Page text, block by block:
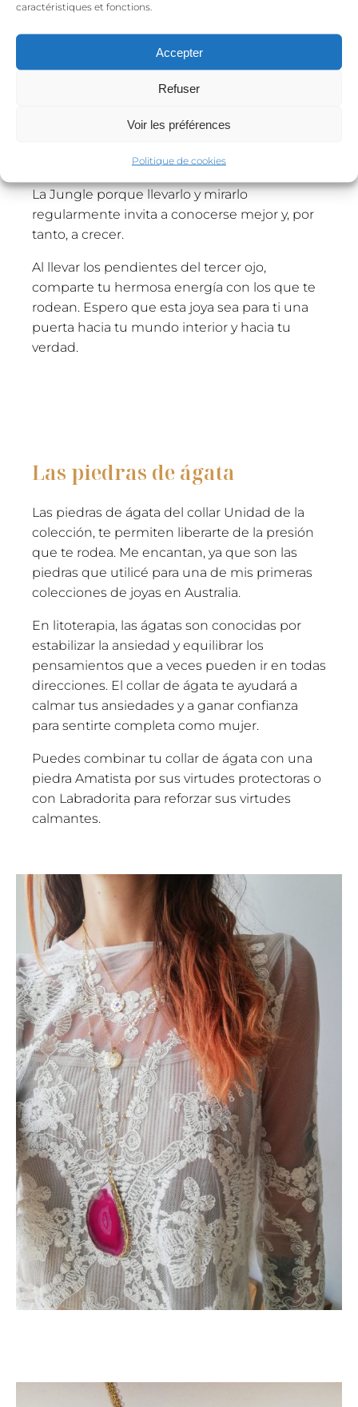
caractéristiques et fonctions.
Accepter
Refuser
Voir les préférences
Politique de cookies
El tercer ojo, que encontrarás en los
designar, más allá de los dos ojos y de la vista,
un ojo adicional : el del autoconocimiento.
La Jungle porque llevarlo y mirarlo
regularmente invita a conocerse mejor y, por
tanto, a crecer.
Al llevar los pendientes del tercer ojo,
comparte tu hermosa energía con los que te
rodean. Espero que esta joya sea para ti una
puerta hacia tu mundo interior y hacia tu
verdad.
Las piedras de ágata
Las piedras de ágata del collar Unidad de la
colección, te permiten liberarte de la presión
que te rodea. Me encantan, ya que son las
piedras que utilicé para una de mis primeras
colecciones de joyas en Australia.
En litoterapia, las ágatas son conocidas por
estabilizar la ansiedad y equilibrar los
pensamientos que a veces pueden ir en todas
direcciones. El collar de ágata te ayudará a
calmar tus ansiedades y a ganar confianza
para sentirte completa como mujer.
Puedes combinar tu collar de ágata con una
piedra Amatista por sus virtudes protectoras o
con Labradorita para reforzar sus virtudes
calmantes.